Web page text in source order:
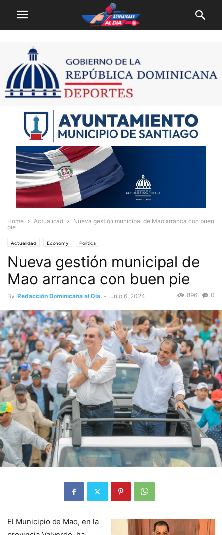
Home Actualidad
Nueva gestión municipal de Mao arranca con buen
pie
Actualidad Economy Politics
Nueva gestión municipal de
Mao arranca con buen pie
By Redacción Dominicana al Día. - junio 6, 2024 0
896
El Municipio de Mao, en la